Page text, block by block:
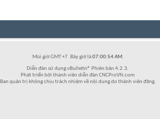
Múi giờ GMT +7. Bây giờ là07:00:54 AM.
Diễn đàn sử dụng vBulletin® Phiên bản 4.2.3.
Phát triển bởi thành viên diễn đàn CNCProVN.com
Ban quản trị không chịu trách nhiệm về nội dung do thành viên đăng.